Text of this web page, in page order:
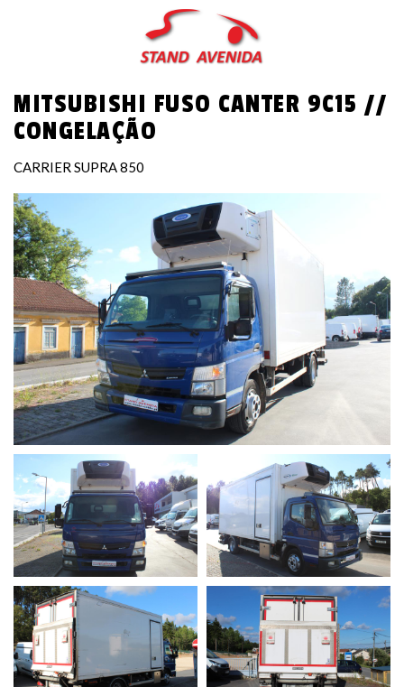
Passar
para
o
principal
MITSUBISHI FUSO CANTER 9C15 //
CONGELAÇÃO
CARRIER SUPRA 850